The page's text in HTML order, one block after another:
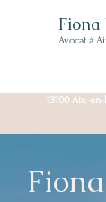
Avocat à
13100 Aix-